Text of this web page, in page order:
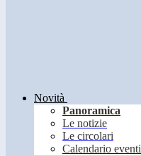
Novità
Panoramica
Le notizie
Le circolari
Calendario eventi